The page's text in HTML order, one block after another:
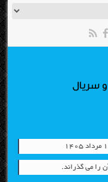
سریال
را می گذراند.